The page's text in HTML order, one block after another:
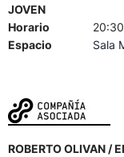
JOVEN
Horario
Espacio
Sala
ROBERTO OLIVAN /